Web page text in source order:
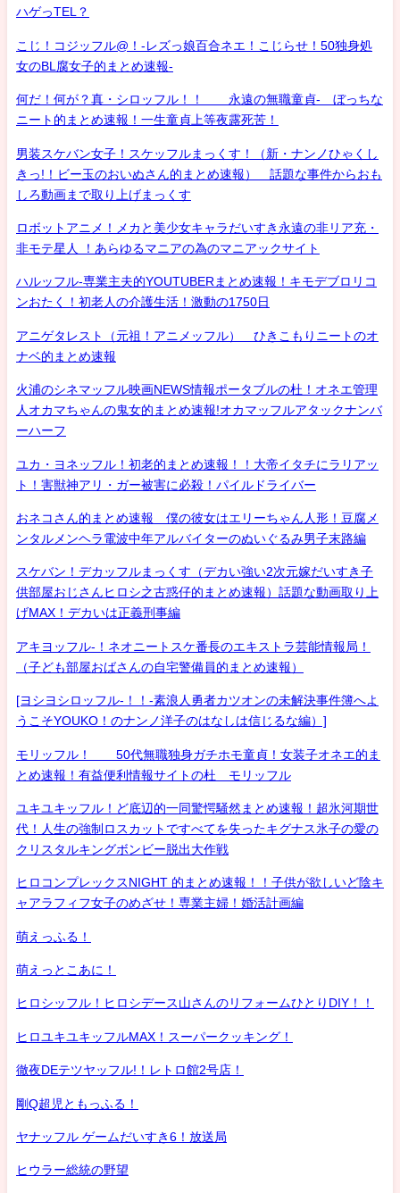
ハゲっTEL？
こじ！コジッフル@！-レズっ娘百合ネエ！こじらせ！50独身処
女のBL腐女子的まとめ速報-
何だ！何が？真・シロッフル！！ 永遠の無職童貞- ぼっちな
ニート的まとめ速報！一生童貞上等夜露死苦！
男装スケバン女子！スケッフルまっくす！（新・ナンノひゃくし
きっ!！ビー玉のおいぬさん的まとめ速報） 話題な事件からおも
しろ動画まで取り上げまっくす
ロボットアニメ！メカと美少女キャラだいすき永遠の非リア充・
非モテ星人 ！あらゆるマニアの為のマニアックサイト
ハルッフル-専業主夫的YOUTUBERまとめ速報！キモデブロリコ
ンおたく！初老人の介護生活！激動の1750日
アニゲタレスト（元祖！アニメッフル） ひきこもりニートのオ
ナベ的まとめ速報
火浦のシネマッフル映画NEWS情報ポータブルの杜！オネエ管理
人オカマちゃんの鬼女的まとめ速報!オカマッフルアタックナンバ
ーハーフ
ユカ・ヨネッフル！初老的まとめ速報！！大帝イタチにラリアッ
ト！害獣神アリ・ガー被害に必殺！パイルドライバー
おネコさん的まとめ速報 僕の彼女はエリーちゃん人形！豆腐メ
ンタルメンヘラ電波中年アルバイターのぬいぐるみ男子末路編
スケバン！デカッフルまっくす（デカい強い2次元嫁だいすき子
供部屋おじさんヒロシ之古惑仔的まとめ速報）話題な動画取り上
げMAX！デカいは正義刑事編
アキヨッフル-！ネオニートスケ番長のエキストラ芸能情報局！
（子ども部屋おばさんの自宅警備員的まとめ速報）
[ヨシヨシロッフル-！！-素浪人勇者カツオンの未解決事件簿へよ
うこそYOUKO！のナンノ洋子のはなしは信じるな編）]
モリッフル！ 50代無職独身ガチホモ童貞！女装子オネエ的ま
とめ速報！有益便利情報サイトの杜 モリッフル
ユキユキッフル！ど底辺的一同驚愕騒然まとめ速報！超氷河期世
代！人生の強制ロスカットですべてを失ったキグナス氷子の愛の
クリスタルキングボンビー脱出大作戦
ヒロコンプレックスNIGHT 的まとめ速報！！子供が欲しいど陰キ
ャアラフィフ女子のめざせ！専業主婦！婚活計画編
萌えっふる！
萌えっとこあに！
ヒロシッフル！ヒロシデース山さんのリフォームひとりDIY！！
ヒロユキユキッフルMAX！スーパークッキング！
徹夜DEテツヤッフル!！レトロ館2号店！
剛Q超児ともっふる！
ヤナッフル ゲームだいすき6！放送局
ヒウラー総統の野望